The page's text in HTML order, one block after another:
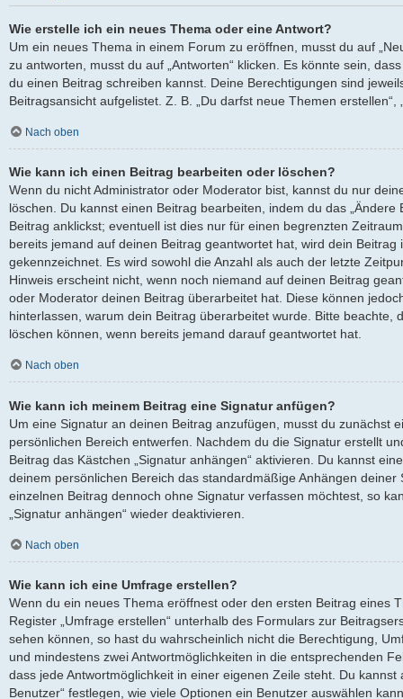
Wie erstelle ich ein neues Thema oder eine Antwort?
Um ein neues Thema in einem Forum zu eröffnen, musst du auf
zu antworten, musst du auf „Antworten“ klicken. Es könnte sein,
du einen Beitrag schreiben kannst. Deine Berechtigungen sind
Beitragsansicht aufgelistet. Z. B. „Du darfst neue Themen erstellen“,
Nach oben
Wie kann ich einen Beitrag bearbeiten oder löschen?
Wenn du nicht Administrator oder Moderator bist, kannst du nur
löschen. Du kannst einen Beitrag bearbeiten, indem du das
Beitrag anklickst; eventuell ist dies nur für einen begrenzten
bereits jemand auf deinen Beitrag geantwortet hat, wird dein
gekennzeichnet. Es wird sowohl die Anzahl als auch der letzte
Hinweis erscheint nicht, wenn noch niemand auf deinen Beitrag
oder Moderator deinen Beitrag überarbeitet hat. Diese können
hinterlassen, warum dein Beitrag überarbeitet wurde. Bitte beachte,
löschen können, wenn bereits jemand darauf geantwortet hat.
Nach oben
Wie kann ich meinem Beitrag eine Signatur anfügen?
Um eine Signatur an deinen Beitrag anzufügen, musst du zunächst
persönlichen Bereich entwerfen. Nachdem du die Signatur erstellt
Beitrag das Kästchen „Signatur anhängen“ aktivieren. Du kannst
deinem persönlichen Bereich das standardmäßige Anhängen
einzelnen Beitrag dennoch ohne Signatur verfassen möchtest, so
„Signatur anhängen“ wieder deaktivieren.
Nach oben
Wie kann ich eine Umfrage erstellen?
Wenn du ein neues Thema eröffnest oder den ersten Beitrag eines
Register „Umfrage erstellen“ unterhalb des Formulars zur
sehen können, so hast du wahrscheinlich nicht die Berechtigung,
und mindestens zwei Antwortmöglichkeiten in die entsprechenden
dass jede Antwortmöglichkeit in einer eigenen Zeile steht. Du kannst
Benutzer“ festlegen, wie viele Optionen ein Benutzer auswählen